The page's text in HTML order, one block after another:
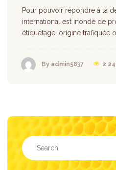
Pour pouvoir répondre à la
international est inondé de
étiquetage, origine trafiquée
By admin5837 2